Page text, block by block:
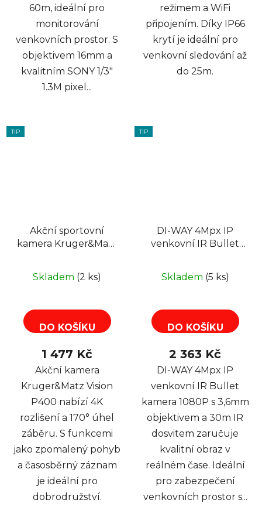
60m, ideální pro
monitorování
venkovních prostor. S
objektivem 16mm a
kvalitním SONY 1/3"
1.3M pixel...
režimem a WiFi
připojením. Díky IP66
krytí je ideální pro
venkovní sledování až
do 25m.
TIP
Akční sportovní
kamera Kruger&Matz
Skladem (2 ks)
DO KOŠÍKU
1 477 Kč
Akční kamera
Kruger&Matz Vision
P400 nabízí 4K
rozlišení a 170° úhel
záběru. S funkcemi
jako zpomalený pohyb
a časosběrný záznam
je ideální pro
dobrodružství.
TIP
DI-WAY 4Mpx IP
venkovní IR Bullet
Skladem (5 ks)
DO KOŠÍKU
2 363 Kč
DI-WAY 4Mpx IP
venkovní IR Bullet
kamera 1080P s 3,6mm
objektivem a 30m IR
dosvitem zaručuje
kvalitní obraz v
reálném čase. Ideální
pro zabezpečení
venkovních prostor s...